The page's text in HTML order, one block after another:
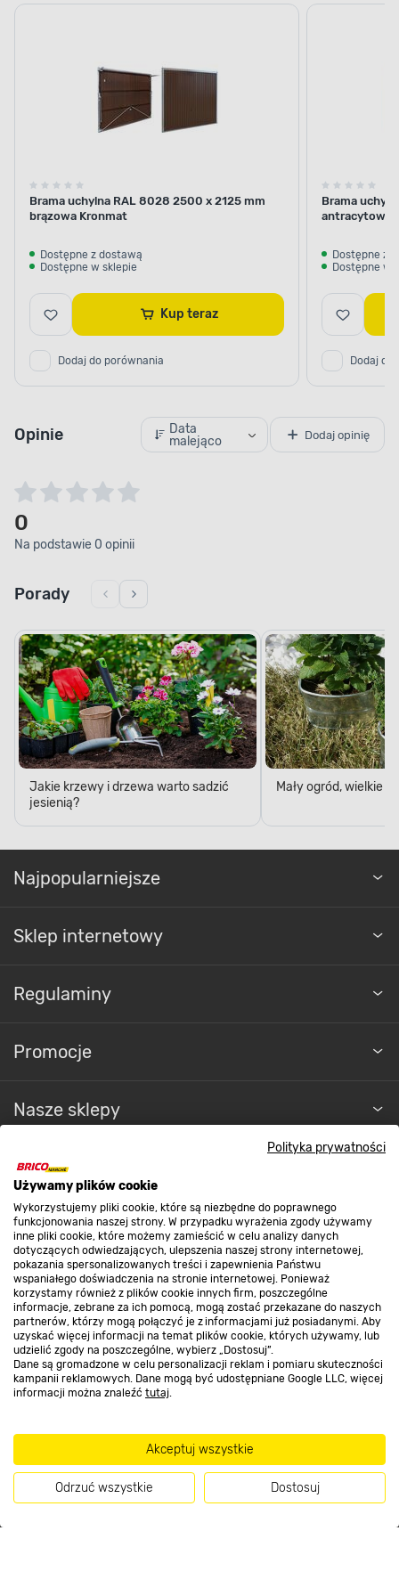
Polityka prywatności
Używamy plików cookie
Wykorzystujemy pliki cookie, które są niezbędne do poprawnego
funkcjonowania naszej strony. W przypadku wyrażenia zgody używamy
inne pliki cookie, które możemy zamieścić w celu analizy danych
dotyczących odwiedzających, ulepszenia naszej strony internetowej,
pokazania spersonalizowanych treści i zapewnienia Państwu
wspaniałego doświadczenia na stronie internetowej. Ponieważ
korzystamy również z plików cookie innych firm, poszczególne
informacje, zebrane za ich pomocą, mogą zostać przekazane do naszych
partnerów, którzy mogą połączyć je z informacjami już posiadanymi. Aby
uzyskać więcej informacji na temat plików cookie, których używamy, lub
udzielić zgody na poszczególne, wybierz „Dostosuj”.
Dane są gromadzone w celu personalizacji reklam i pomiaru skuteczności
kampanii reklamowych. Dane mogą być udostępniane Google LLC, więcej
informacji można znaleźć tutaj.
Akceptuj wszystkie
Odrzuć wszystkie Dostosuj
STAL OCYNKOWANA
Doskonała odporność
lub uszkodzeniach powstałych w wyniku
nieustannie zmieniającej się pogody. Brama
garażowa GLS 2500 x 2125 mm została
się zwiększoną odpornością na zróżnicowane
warunki atmosferyczne, takie jak deszcz, śnieg
BEZPIECZEŃSTWO OBSŁUGI
Funkcjonalne zabezpieczenie
pozostałych domowników. Brama została
sztucznego, które skutecznie chronią przed
przytrzaśnięciem palców.
Brama uchylna RAL 8028 2500 x 2125 mm
brązowa Kronmat
Dostępne z dostawą
Dostępne w sklepie
Kup teraz
Dodaj do porównania
Brama
antracytowa
Dostępne z
Dostępne w
Dodaj do
Opinie
Data
malejąco
Dodaj opinię
0
Na podstawie 0 opinii
Porady
Jakie krzewy i drzewa warto sadzić
jesienią?
Mały ogród, wielkie
Najpopularniejsze
Sklep internetowy
Regulaminy
Promocje
Nasze sklepy
O nas
Kontakt do sklepu
Strefa biznesu
Dołącz do nas